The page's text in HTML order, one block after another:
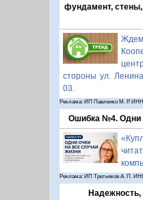
фундамент, стены,
стороны ул.
03.
Реклама: ИП Павленко М. Р. ИНН
Ошибка №4. Одни
Реклама: ИП Третьяков А. П.
Надежность,